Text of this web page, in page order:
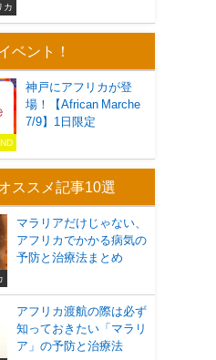
カ
ベント！
神戸にアフリカが登
場！【African Marche
7/9】1日限定
ススメ記事10選
マラリアだけじゃない、
アフリカでかかる病気の
予防と治療法まとめ
アフリカ渡航の際は必ず
知っておきたい「マラリ
ア」の予防と治療法